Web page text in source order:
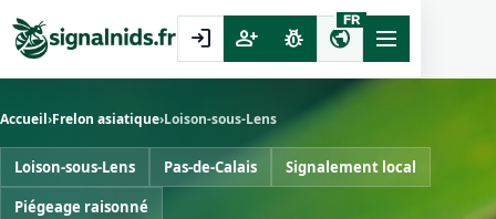
login person_add pest_control public
FR
Accueil›Frelon asiatique›Loison-sous-Lens
Loison-sous-Lens Pas-de-Calais
Signalement local
Piégeage raisonné